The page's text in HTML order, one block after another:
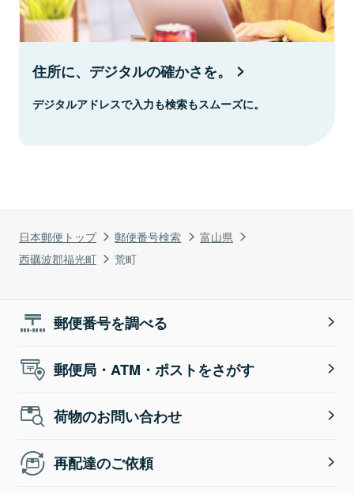
日本郵便トップ 郵便番号検索
富山県
西礪波郡福光町
荒町
住所に、デジタルの確かさを。
デジタルアドレスで入力も検索もスムーズに。
郵便番号を調べる
郵便局・ATM・ポストをさがす
荷物のお問い合わせ
再配達のご依頼